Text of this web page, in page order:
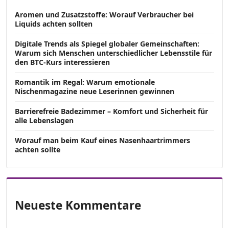
Aromen und Zusatzstoffe: Worauf Verbraucher bei
Liquids achten sollten
Digitale Trends als Spiegel globaler Gemeinschaften:
Warum sich Menschen unterschiedlicher Lebensstile für
den BTC-Kurs interessieren
Romantik im Regal: Warum emotionale
Nischenmagazine neue Leserinnen gewinnen
Barrierefreie Badezimmer – Komfort und Sicherheit für
alle Lebenslagen
Worauf man beim Kauf eines Nasenhaartrimmers
achten sollte
Neueste Kommentare